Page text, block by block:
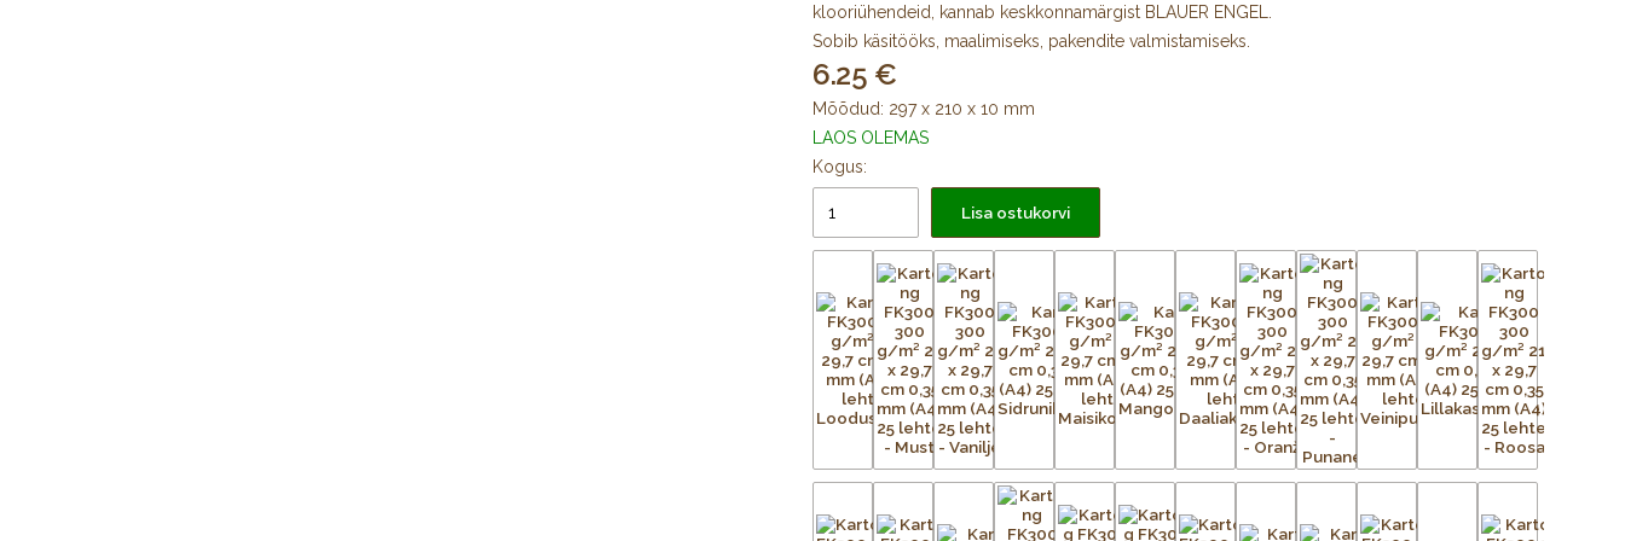
klooriühendeid, kannab keskkonnamärgist BLAUER ENGEL.
Sobib käsitööks, maalimiseks, pakendite valmistamiseks.
6.25
Mõõdud: 297 x 210 x 10 mm
LAOS OLEMAS
Kogus:
Lisa ostukorvi